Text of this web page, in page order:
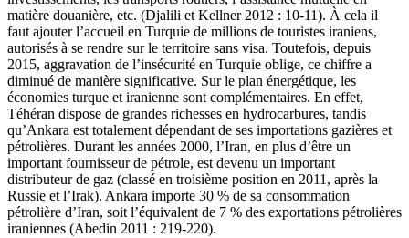
matière douanière, etc. (Djalili et Kellner 2012 : 10-11). À cela il
faut ajouter l’accueil en Turquie de millions de touristes iraniens,
autorisés à se rendre sur le territoire sans visa. Toutefois, depuis
2015, aggravation de l’insécurité en Turquie oblige, ce chiffre a
diminué de manière significative. Sur le plan énergétique, les
économies turque et iranienne sont complémentaires. En effet,
Téhéran dispose de grandes richesses en hydrocarbures, tandis
qu’Ankara est totalement dépendant de ses importations gazières et
pétrolières. Durant les années 2000, l’Iran, en plus d’être un
important fournisseur de pétrole, est devenu un important
distributeur de gaz (classé en troisième position en 2011, après la
Russie et l’Irak). Ankara importe 30 % de sa consommation
pétrolière d’Iran, soit l’équivalent de 7 % des exportations pétrolières
iraniennes (Abedin 2011 : 219-220).